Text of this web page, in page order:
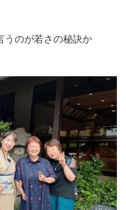
うのが若さの秘訣か